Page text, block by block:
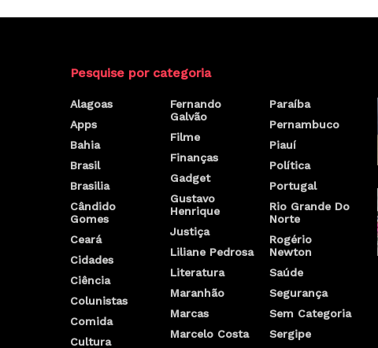
Pesquise por categoria
Alagoas
Apps
Bahia
Brasil
Brasilia
Cândido
Gomes
Ceará
Cidades
Ciência
Colunistas
Comida
Cultura
Fernando
Galvão
Filme
Finanças
Gadget
Gustavo
Henrique
Justiça
Liliane Pedrosa
Literatura
Maranhão
Marcas
Marcelo Costa
Paraíba
Pernambuco
Piauí
Política
Portugal
Rio Grande Do
Norte
Rogério
Newton
Saúde
Segurança
Sem Categoria
Sergipe